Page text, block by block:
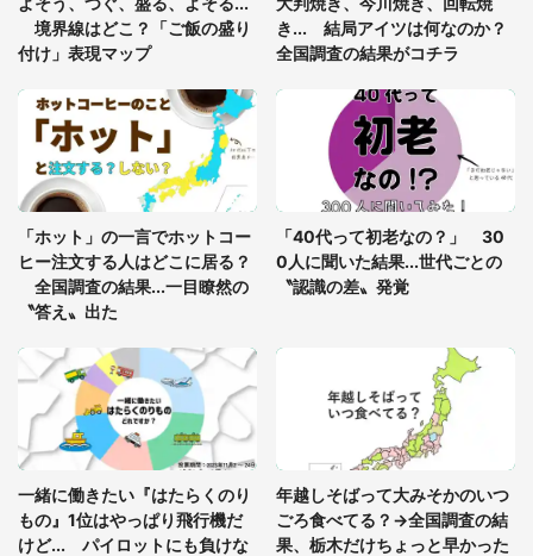
8万人感動
7万人驚がく 「お菓子売り場ならまだしも...」「ハ
ードル高い」
あまりにも四角すぎる猫、激写される 「これもう
座布団だろ」「食パンの耳」と1.4万人困惑
境界線はどこ？「ご飯の盛り
付け」表現マップ
き... 結局アイツは何なのか？
全国調査の結果がコチラ
「ホット」の一言でホットコー
ヒー注文する人はどこに居る？
全国調査の結果...一目瞭然の
〝答え〟出た
「40代って初老なの？」 30
0人に聞いた結果...世代ごとの
〝認識の差〟発覚
一緒に働きたい『はたらくのり
もの』1位はやっぱり飛行機だ
けど... パイロットにも負けな
年越しそばって大みそかのいつ
ごろ食べてる？→全国調査の結
果、栃木だけちょっと早かった